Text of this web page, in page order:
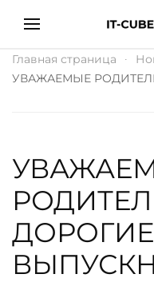
Главная страница
УВАЖАЕМЫЕ
ДОРОГИЕ